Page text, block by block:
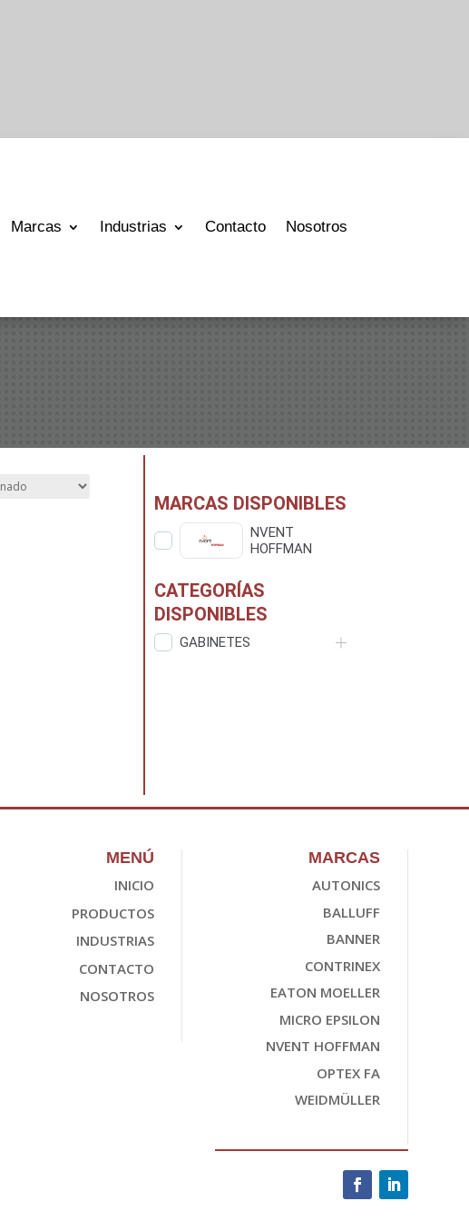
Marcas Industrias Contacto Nosotros
MARCAS DISPONIBLES
NVENT
HOFFMAN
CATEGORÍAS
DISPONIBLES
GABINETES
MENÚ
INICIO
PRODUCTOS
INDUSTRIAS
CONTACTO
NOSOTROS
MARCAS
AUTONICS
BALLUFF
BANNER
CONTRINEX
EATON MOELLER
MICRO EPSILON
NVENT HOFFMAN
OPTEX FA
WEIDMÜLLER